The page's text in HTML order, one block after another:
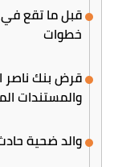
خطوات
والمستندات
والد ضحية